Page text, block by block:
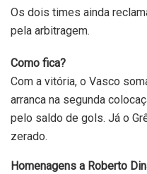
Os dois times ainda
pela arbitragem.
Como fica?
Com a vitória, o Vasco
arranca na segunda
pelo saldo de gols. Já o
zerado.
Homenagens a Roberto